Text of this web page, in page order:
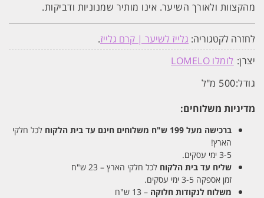
מהקצוות ולאורך השיער. אינו מותיר שמנוניות ודביקות.
לחזרה לקטגוריה: גלייז לשיער | קרם גלייז.
יצרן: לומלו LOMELO
גודל:500 מ"ל
מדיניות משלוחים:
ברכישה מעל 199 ש"ח משלוחים חינם עד בית הלקוח לכל חלקי
הארץ!
3-5 ימי עסקים.
שליח עד בית הלקוח לכל חלקי הארץ – 23 ש"ח
זמן אספקה 3-5 ימי עסקים.
משלוח לנקודות חלוקה – 13 ש"ח